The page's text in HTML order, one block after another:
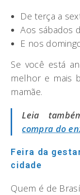
De terça a
Aos sábados
E nos
Se você está
melhor e mais
mamãe.
Leia
compra do
Feira da
cidade
Quem é de